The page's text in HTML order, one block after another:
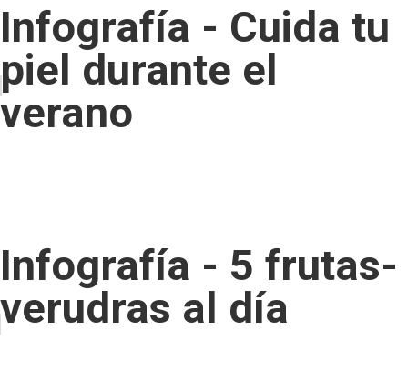
Infografía - Cuida tu
piel durante el
verano
Infografía - 5 frutas-
verudras al día